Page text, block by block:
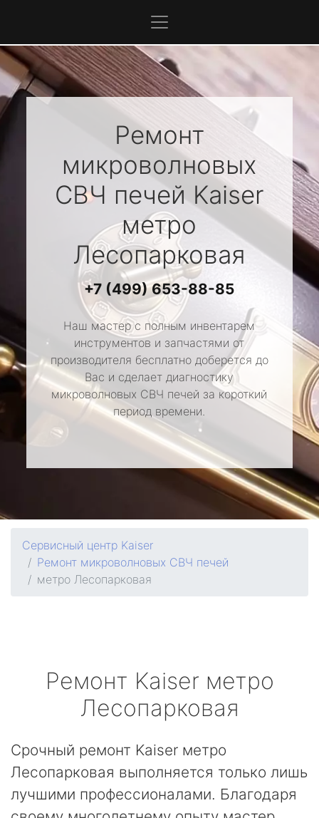
Ремонт
микроволновых
СВЧ печей Kaiser
метро
Лесопарковая
+7 (499) 653-88-85
Наш мастер с полным инвентарем
инструментов и запчастями от
производителя бесплатно доберется до
Вас и сделает диагностику
микроволновых СВЧ печей за короткий
период времени.
Сервисный центр Kaiser
Ремонт микроволновых СВЧ печей
метро Лесопарковая
Ремонт Kaiser метро
Лесопарковая
Срочный ремонт Kaiser метро
Лесопарковая выполняется только лишь
лучшими профессионалами. Благодаря